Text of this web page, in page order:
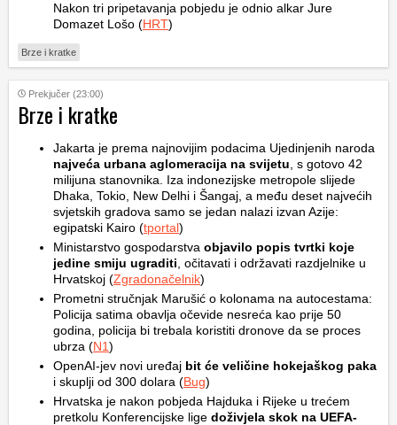
Nakon tri pripetavanja pobjedu je odnio alkar Jure
Domazet Lošo (HRT)
Brze i kratke
Prekjučer (23:00)
Brze i kratke
Jakarta je prema najnovijim podacima Ujedinjenih naroda
najveća urbana aglomeracija na svijetu , s gotovo 42
milijuna stanovnika. Iza indonezijske metropole slijede
Dhaka, Tokio, New Delhi i Šangaj, a među deset najvećih
svjetskih gradova samo se jedan nalazi izvan Azije:
egipatski Kairo (tportal)
Ministarstvo gospodarstva objavilo popis tvrtki koje
jedine smiju ugraditi , očitavati i održavati razdjelnike u
Hrvatskoj (Zgradonačelnik)
Prometni stručnjak Marušić o kolonama na autocestama:
Policija satima obavlja očevide nesreća kao prije 50
godina, policija bi trebala koristiti dronove da se proces
ubrza (N1)
OpenAI-jev novi uređaj bit će veličine hokejaškog paka
i skuplji od 300 dolara (Bug)
Hrvatska je nakon pobjeda Hajduka i Rijeke u trećem
pretkolu Konferencijske lige doživjela skok na UEFA-